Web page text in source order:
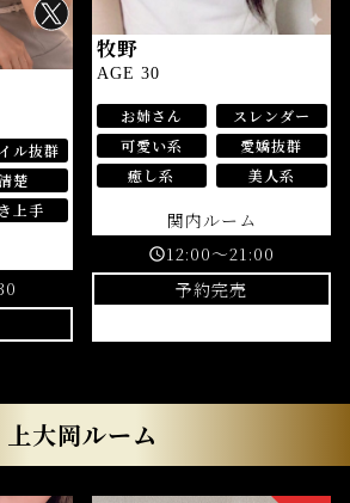
ル抜群
楚
上手
牧野
AGE 30
お姉さん
スレンダー
可愛い系
愛嬌抜群
癒し系
美人系
関内ルーム
schedule12:00～21:00
予約完売
上大岡ルーム